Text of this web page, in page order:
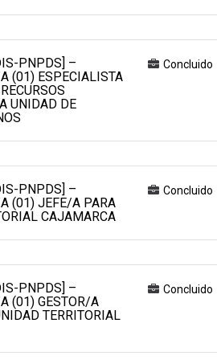
PNPDS] –
(01) ESPECIALISTA
UNIDAD DE
Concluido
PNPDS] –
(01) JEFE/A PARA
CAJAMARCA
Concluido
PNPDS] –
(01) GESTOR/A
TERRITORIAL
Concluido